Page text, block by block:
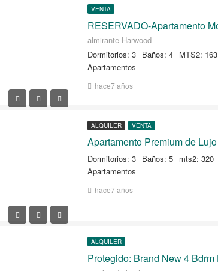
VENTA
almirante Harwood
Dormitorios: 3 Baños: 4 MTS2: 163
Apartamentos
hace7 años
ALQUILER VENTA
Dormitorios: 3 Baños: 5 mts2: 320
Apartamentos
hace7 años
ALQUILER